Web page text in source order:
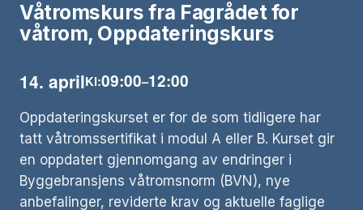
Våtromskurs fra Fagrådet for
våtrom, Oppdateringskurs
14. aprilKl:09:00–12:00
Oppdateringskurset er for de som tidligere har
tatt våtromssertifikat i modul A eller B. Kurset gir
en oppdatert gjennomgang av endringer i
Byggebransjens våtromsnorm (BVN), nye
anbefalinger, reviderte krav og aktuelle faglige